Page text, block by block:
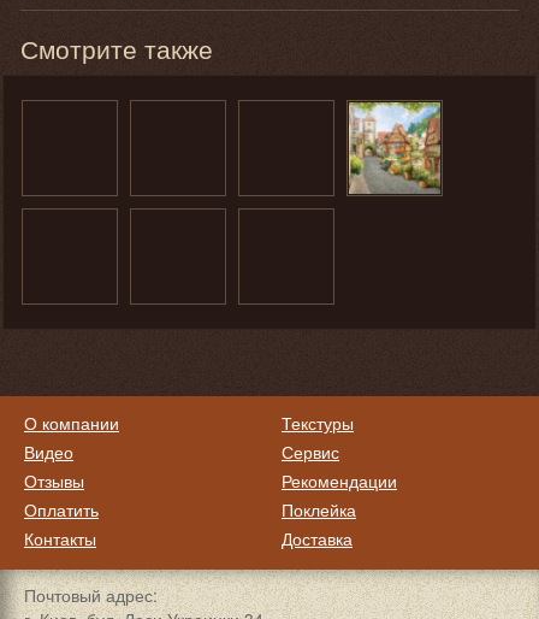
Смотрите также
О компании
Видео
Отзывы
Оплатить
Контакты
Текстуры
Сервис
Рекомендации
Поклейка
Доставка
Почтовый адрес: